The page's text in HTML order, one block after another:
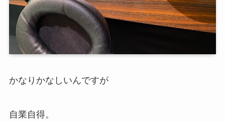
かなりかなしいんですが
自業自得。